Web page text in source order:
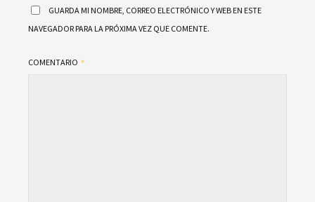
GUARDA MI NOMBRE, CORREO ELECTRÓNICO Y WEB EN ESTE
NAVEGADOR PARA LA PRÓXIMA VEZ QUE COMENTE.
COMENTARIO